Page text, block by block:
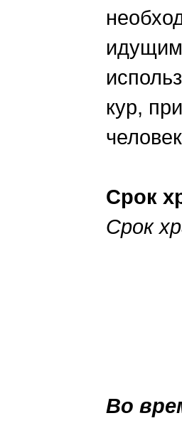
кур,
Срок
Срок
Во